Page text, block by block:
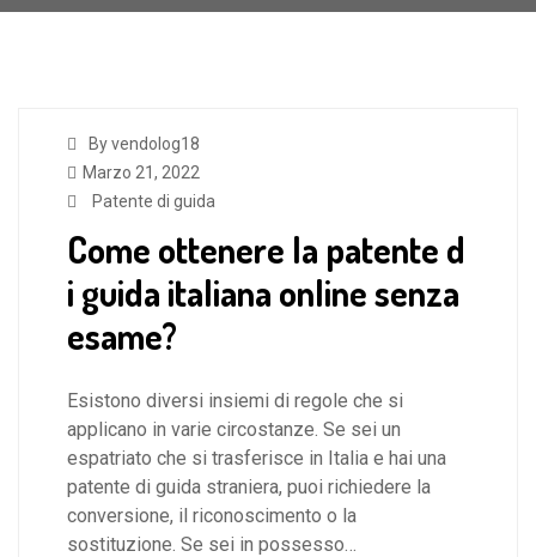
By vendolog18
Marzo 21, 2022
Patente di guida
Come ottenere la patente d
i guida italiana online senza
esame?
Esistono diversi insiemi di regole che si
applicano in varie circostanze. Se sei un
espatriato che si trasferisce in Italia e hai una
patente di guida straniera, puoi richiedere la
conversione, il riconoscimento o la
sostituzione. Se sei in possesso…